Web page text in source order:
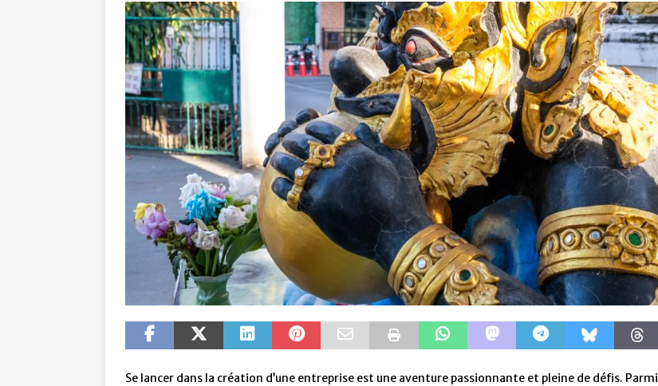
Se lancer dans la création d’une entreprise est une aventure passionnante et pleine de défis. Parmi